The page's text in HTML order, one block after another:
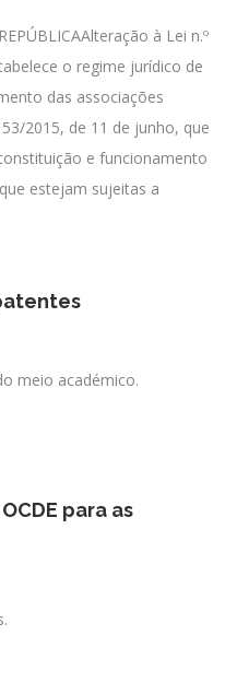
à Lei n.º
o regime jurídico de
das associações
2015, de 11 de junho, que
e funcionamento
estejam sujeitas a
meio académico.
para as